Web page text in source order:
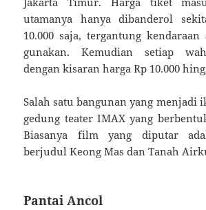
utamanya hanya dibanderol
10.000 saja, tergantung
gunakan. Kemudian setiap
dengan kisaran harga Rp 10.000
Salah satu bangunan yang menjadi
gedung teater IMAX yang
Biasanya film yang diputar
berjudul Keong Mas dan Tanah
Pantai Ancol